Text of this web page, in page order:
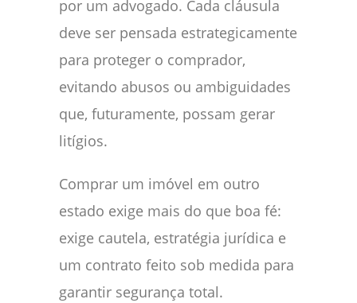
por um advogado. Cada cláusula
deve ser pensada estrategicamente
para proteger o comprador,
evitando abusos ou ambiguidades
que, futuramente, possam gerar
litígios.
Comprar um imóvel em outro
estado exige mais do que boa fé:
exige cautela, estratégia jurídica e
um contrato feito sob medida para
garantir segurança total.